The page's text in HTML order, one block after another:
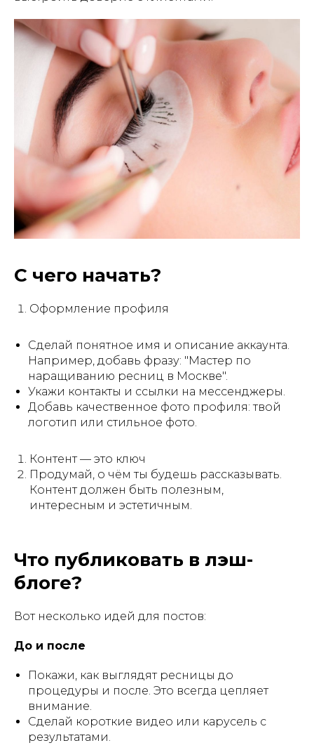
С чего начать?
Оформление профиля
Сделай понятное имя и описание аккаунта.
Например, добавь фразу: "Мастер по
наращиванию ресниц в Москве".
Укажи контакты и ссылки на мессенджеры.
Добавь качественное фото профиля: твой
логотип или стильное фото.
Контент — это ключ
Продумай, о чём ты будешь рассказывать.
Контент должен быть полезным,
интересным и эстетичным.
Что публиковать в лэш-
блоге?
Вот несколько идей для постов:
До и после
Покажи, как выглядят ресницы до
процедуры и после. Это всегда цепляет
внимание.
Сделай короткие видео или карусель с
результатами.